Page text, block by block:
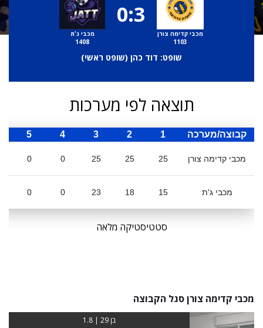
מכבי קדימה צורן
1103
0:3
מכבי ג'ת
1408
שופט: דוד כהן (שופט ראשי)
תוצאה לפי מערכות
קבוצה/מערכה 1
2
3
4
5
מכבי קדימה צורן 25
25
25
0
0
מכבי ג'ת 15
18
23
0
0
סטטיסטיקה מלאה
מכבי קדימה צורן סגל הקבוצה
בן 29 | 1.8